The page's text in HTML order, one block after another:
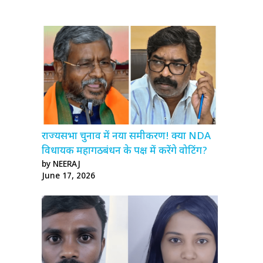
राज्यसभा चुनाव में नया समीकरण! क्या NDA
विधायक महागठबंधन के पक्ष में करेंगे वोटिंग?
by NEERAJ
June 17, 2026